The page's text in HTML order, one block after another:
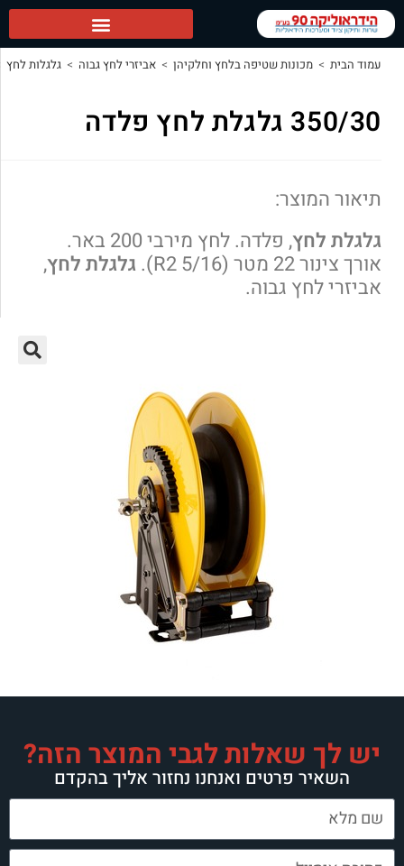
בלחץ וחלקיהן > אביזרי לחץ גבוה > גלגלות לחץ > 350/30 גלגלת לחץ פלדה
לחץ מירבי 200 באר.
גלגלת לחץ,
לגבי המוצר הזה?
ואנחנו נחזור אליך בהקדם